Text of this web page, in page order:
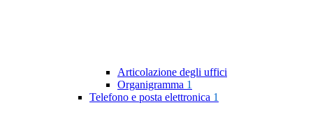
Articolazione degli uffici
Organigramma 1
Telefono e posta elettronica 1